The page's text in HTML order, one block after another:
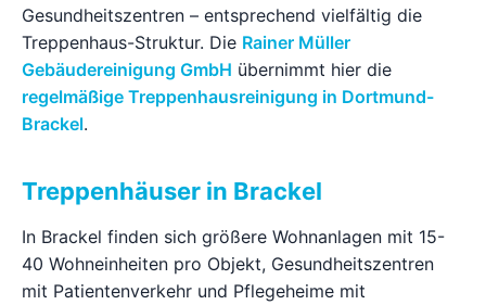
Ratgeber
Kontakt
Gesundheitszentren – entsprechend vielfältig die
Treppenhaus-Struktur. Die Rainer Müller
Gebäudereinigung GmbH übernimmt hier die
regelmäßige Treppenhausreinigung in Dortmund-
Brackel.
Treppenhäuser in Brackel
In Brackel finden sich größere Wohnanlagen mit 15-
40 Wohneinheiten pro Objekt, Gesundheitszentren
mit Patientenverkehr und Pflegeheime mit